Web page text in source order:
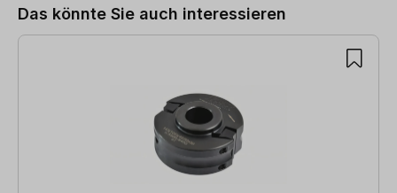
Das könnte Sie auch interessieren